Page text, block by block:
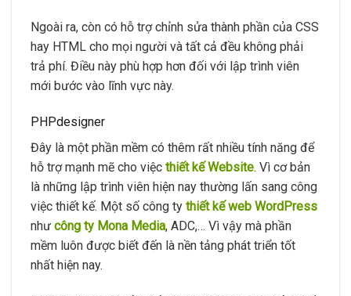
Ngoài ra, còn có hỗ trợ chỉnh sửa thành phần của CSS
hay HTML cho mọi người và tất cả đều không phải
trả phí. Điều này phù hợp hơn đối với lập trình viên
mới bước vào lĩnh vực này.
PHPdesigner
Đây là một phần mềm có thêm rất nhiều tính năng để
hỗ trợ mạnh mẽ cho việc thiết kế Website. Vì cơ bản
là những lập trình viên hiện nay thường lấn sang công
việc thiết kế. Một số công ty thiết kế web WordPress
như công ty Mona Media, ADC,… Vì vậy mà phần
mềm luôn được biết đến là nền tảng phát triển tốt
nhất hiện nay.